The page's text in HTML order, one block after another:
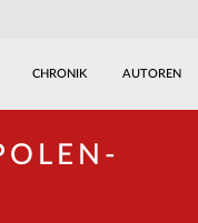
CHRONIK AUTOREN